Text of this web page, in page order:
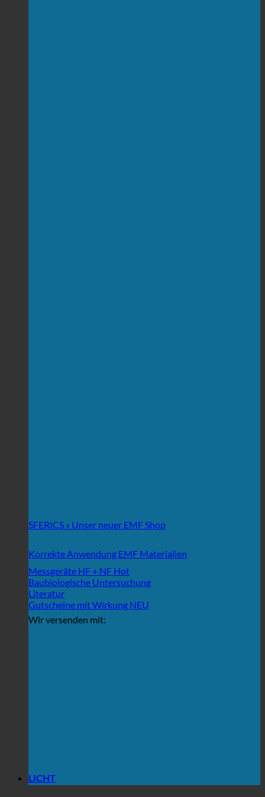
SFERICS » Unser neuer EMF Shop
Korrekte Anwendung EMF Materialien
Messgeräte HF + NF
Baubiologische Untersuchung
Literatur
Gutscheine mit Wirkung
Wir versenden mit:
LICHT